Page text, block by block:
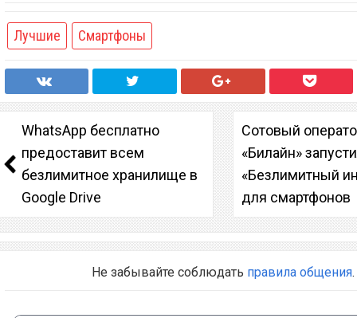
Лучшие Смартфоны
WhatsApp бесплатно
предоставит всем
безлимитное хранилище в
Google Drive
Сотовый
«Билайн»
«Безлимитный
для смартфонов
Не забывайте соблюдать правила общения.